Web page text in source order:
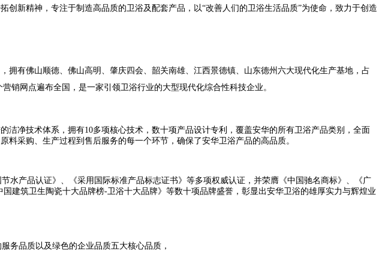
新精神，专注于制造高品质的卫浴及配套产品，以“改善人们的卫浴生活品质”为使命，致力于创造
有佛山顺德、佛山高明、肇庆四会、韶关南雄、江西景德镇、山东德州六大现代化生产基地，占
销网点遍布全国，是一家引领卫浴行业的大型现代化综合性科技企业。
净技术体系，拥有10多项核心技术，数十项产品设计专利，覆盖安华的所有卫浴产品类别，全面
采购、生产过程到售后服务的每一个环节，确保了安华卫浴产品的高品质。
水产品认证》、《采用国际标准产品标志证书》等多项权威认证，并荣膺《中国驰名商标》、《广
建筑卫生陶瓷十大品牌榜-卫浴十大品牌》等数十项品牌盛誉，彰显出安华卫浴的雄厚实力与辉煌业
务品质以及绿色的企业品质五大核心品质，